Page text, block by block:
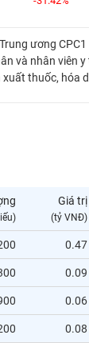
ương
và nhân viên
thuốc,
Giá trị
(tỷ VNĐ)
0.47
0.09
0.06
0.08